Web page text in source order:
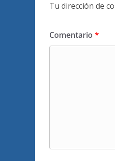
Tu dirección de
Comentario *